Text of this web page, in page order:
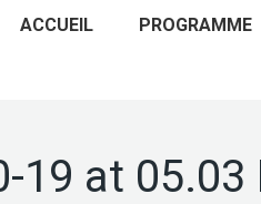
ACCUEIL PROGRAMME
19 at 05.03